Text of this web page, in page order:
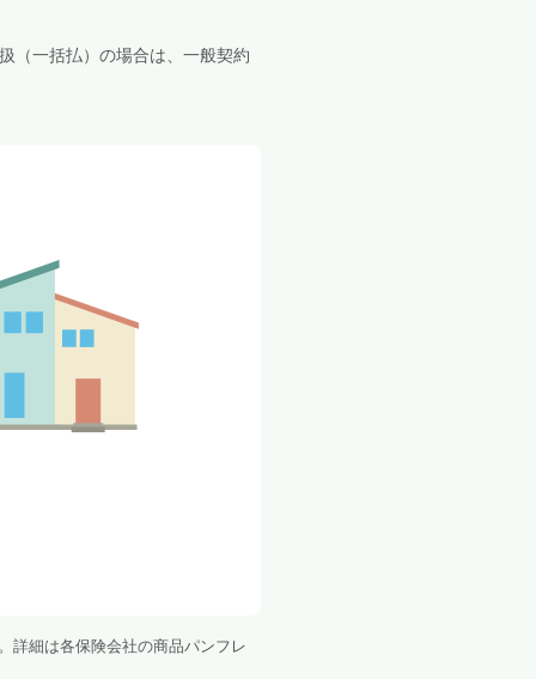
（一括払）の場合は、一般契約
詳細は各保険会社の商品パンフレ